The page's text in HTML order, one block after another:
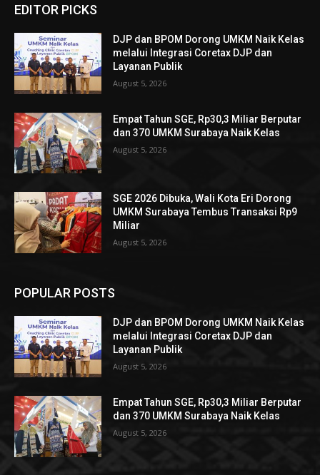
EDITOR PICKS
DJP dan BPOM Dorong UMKM Naik Kelas
melalui Integrasi Coretax DJP dan
Layanan Publik
August 5, 2026
Empat Tahun SGE, Rp30,3 Miliar Berputar
dan 370 UMKM Surabaya Naik Kelas
August 5, 2026
SGE 2026 Dibuka, Wali Kota Eri Dorong
UMKM Surabaya Tembus Transaksi Rp9
Miliar
August 5, 2026
POPULAR POSTS
DJP dan BPOM Dorong UMKM Naik Kelas
melalui Integrasi Coretax DJP dan
Layanan Publik
August 5, 2026
Empat Tahun SGE, Rp30,3 Miliar Berputar
dan 370 UMKM Surabaya Naik Kelas
August 5, 2026